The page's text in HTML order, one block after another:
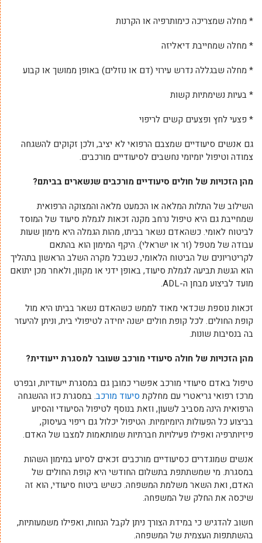
* מחלה שמצריכה כימותרפיה או הקרנות
* מחלה שמחייבת דיאליזה
* מחלה שבגללה נדרש עירוי (דם או נוזלים) באופן ממושך או קבוע
* בעיות נשימתיות קשות
* פצעי לחץ ופצעים קשים לריפוי
גם אנשים סיעודיים שמצבם הרפואי לא יציב, ולכן זקוקים להשגחה
צמודה וטיפול יומיומי נחשבים לסיעודיים מורכבים.
מהן הזכויות של חולים סיעודיים מורכבים שנשארים בביתם?
השילוב של התלות המלאה או הכמעט מלאה והמצוקה הרפואית
שמחייבת גם היא טיפול נרחב מקנה זכאות לגמלת סיעוד של המוסד
לביטוח לאומי. כשהאדם נשאר בביתו, מהות הגמלה היא מימון שעות
עבודה של מטפל (זר או ישראלי). היקף המימון הוא בהתאם
לקריטריונים של הביטוח הלאומי, כשבכל מקרה השלב הראשון בתהליך
הוא הגשת תביעה לגמלת סיעוד, באופן ידני או מקוון, ולאחר מכן יתואם
מועד לביצוע מבחן ה-ADL.
זכאות נוספת שכדאי מאוד לממש כשהאדם נשאר בביתו היא מול
קופת החולים. לכל קופת חולים ישנה יחידה לטיפולי בית, וניתן להיעזר
בה בנסיבות שונות.
מהן הזכויות של חולה סיעודי מורכב שעובר למסגרת ייעודית?
טיפול באדם סיעודי מורכב אפשרי כמובן גם במסגרת ייעודיות, ובפרט
מרכז רפואי גריאטרי עם מחלקת סיעוד מורכב. במסגרת כזו ההשגחה
הרפואית הינה מסביב לשעון, וזאת בנוסף לטיפול הסיעודי והסיוע
בביצוע כל הפעולות היומיומיות. הטיפול יכלול גם ריפוי בעיסוק,
פיזיותרפיה ואפילו פעילויות חברתיות שמותאמות למצבו של האדם.
אנשים שמוגדרים כסיעודיים מורכבים זכאים לסיוע במימון השהות
במסגרת. מי שמשתתפת בתשלום החודשי היא קופת החולים של
האדם, ואת השאר משלמת המשפחה. כשיש ביטוח סיעודי, הוא זה
שיכסה את החלק של המשפחה.
חשוב להדגיש כי במידת הצורך ניתן לקבל הנחות, ואפילו משמעותיות,
בהשתתפות העצמית של המשפחה.